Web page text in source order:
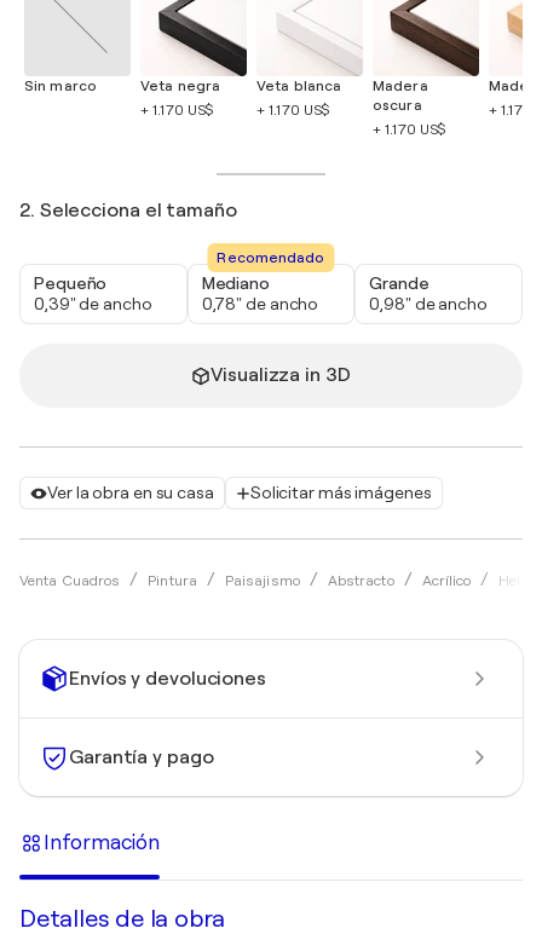
Ver la obra en su casa Solicitar más imágenes
Venta Cuadros Pintura Paisajismo Abstracto Acrílico Helge
Sin marco
Veta negra
+ 1.170 US$
Veta blanca
+ 1.170 US$
Madera
oscura
+ 1.170 US$
+ 1.170
2. Selecciona el tamaño
Pequeño
0,39" de ancho
Recomendado
Mediano
0,78" de ancho
Grande
0,98" de ancho
Visualizza in 3D
Envíos y devoluciones
Garantía y pago
Información
Detalles de la obra